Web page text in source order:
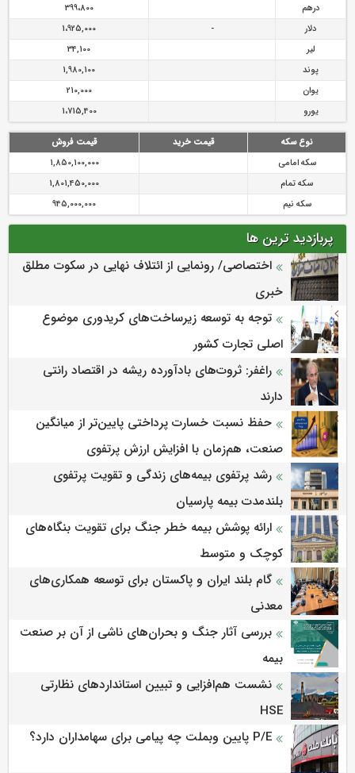
درهم
399،800
دلار
-
1،925,000
لیر
34,100
پوند
1,980,100
یوان
210,000
یورو
1،715,400
نوع سکه قیمت خرید
قیمت فروش
سکه امامی
1,850,100,000
سکه تمام
1,801,450,000
سکه نیم
945,000,000
پربازدید ترین ها
اختصاصی/ رونمایی از ائتلاف‌ نهایی در سکوت مطلق
خبری
توجه به توسعه زیرساخت‌های کریدوری موضوع
اصلی تجارت کشور
راغفر: ثروت‌های بادآورده ریشه در اقتصاد رانتی
دارند
حفظ نسبت خسارت پرداختی پایین‌تر از میانگین
صنعت، هم‌زمان با افزایش ارزش پرتفوی
رشد پرتفوی بیمه‌های زندگی و تقویت پرتفوی
بلندمدت بیمه پارسیان
ارائه پوشش بیمه خطر جنگ برای تقویت بنگاه‌های
کوچک و متوسط
گام بلند ایران و پاکستان برای توسعه همکاری‌های
معدنی
بررسی آثار جنگ و بحران‌های ناشی از آن بر صنعت
بیمه
نشست هم‌افزایی و تبیین استانداردهای نظارتی
HSE
P/E پایین وبملت چه پیامی برای سهامداران دارد؟